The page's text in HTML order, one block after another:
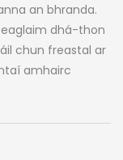
an bhranda.
dhá-thon
chun freastal ar
amhairc